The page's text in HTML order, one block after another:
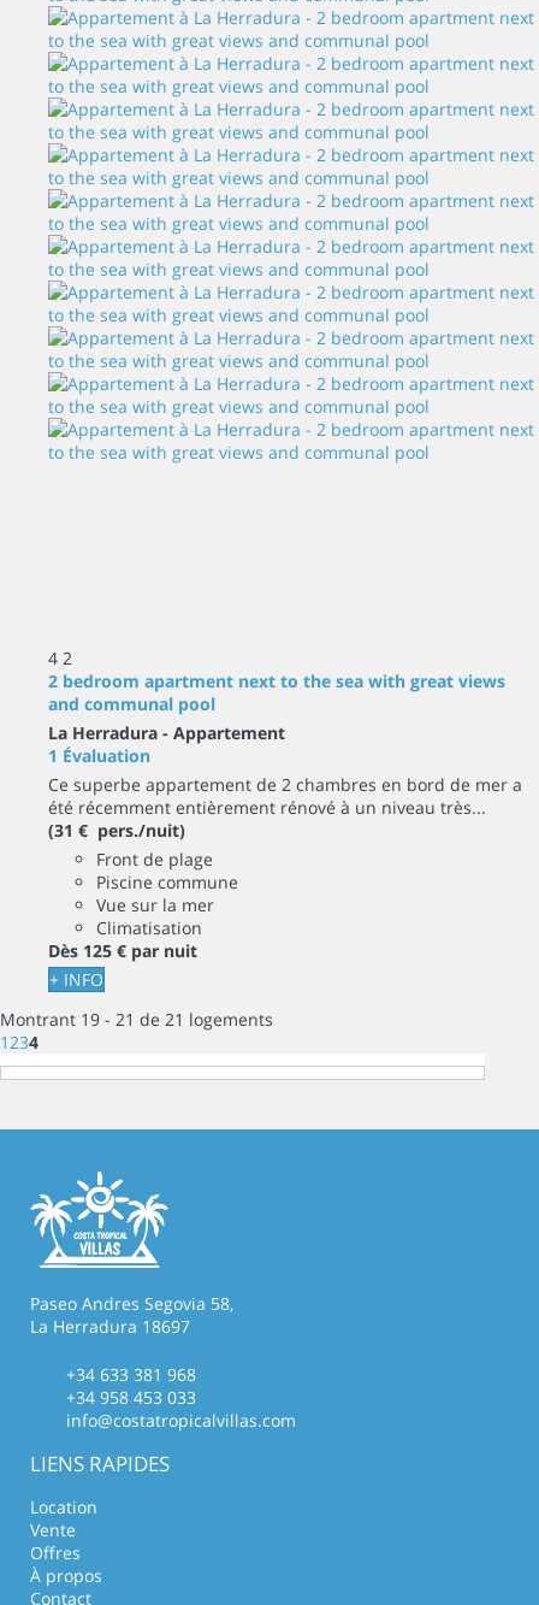
4 2
2 bedroom apartment next to the sea with great views
and communal pool
La Herradura - Appartement
1 Évaluation
Ce superbe appartement de 2 chambres en bord de mer a
été récemment entièrement rénové à un niveau très...
(31 € pers./nuit)
Front de plage
Piscine commune
Vue sur la mer
Climatisation
Dès 125 € par nuit
+ INFO
Montrant 19 - 21 de 21 logements
1 234
Paseo Andres Segovia 58,
La Herradura 18697
+34 633 381 968
+34 958 453 033
info@costatropicalvillas.com
LIENS RAPIDES
Location
Vente
Offres
À propos
Contact